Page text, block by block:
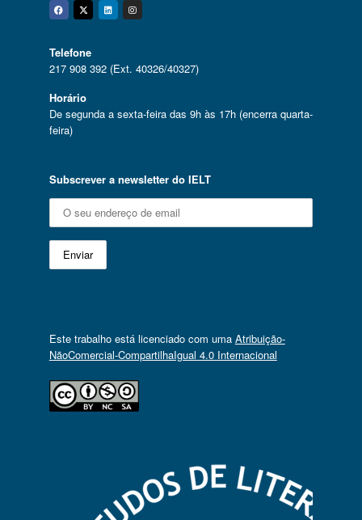
Facebook
Twitter
Linkedin
Instagram
Telefone
217 908 392 (Ext. 40326/40327)
Horário
De segunda a sexta-feira das 9h às 17h (encerra quarta-
feira)
Subscrever a newsletter do IELT
Este trabalho está licenciado com uma Atribuição-
NãoComercial-CompartilhaIgual 4.0 Internacional